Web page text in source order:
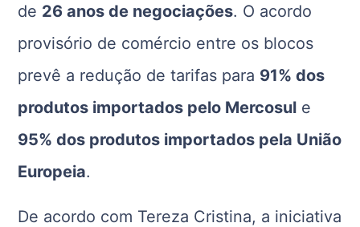
de 26 anos de negociações. O acordo
provisório de comércio entre os blocos
prevê a redução de tarifas para 91% dos
produtos importados pelo Mercosul e
95% dos produtos importados pela União
Europeia.
De acordo com Tereza Cristina, a iniciativa